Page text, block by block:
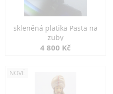
skleněná platika Pasta na
zuby
4 800 Kč
NOVÉ